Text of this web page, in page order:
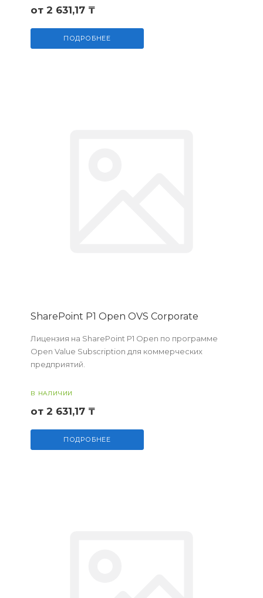
от 2 631,17 ₸
ПОДРОБНЕЕ
SharePoint P1 Open OVS Corporate
Лицензия на SharePoint P1 Open по программе
Open Value Subscription для коммерческих
предприятий.
В НАЛИЧИИ
от 2 631,17 ₸
ПОДРОБНЕЕ